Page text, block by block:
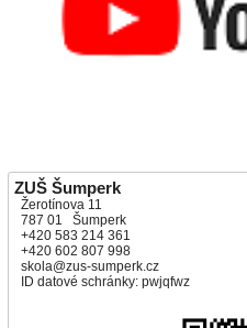
ZUŠ Šumperk
Žerotínova 11
787 01 Šumperk
+420 583 214 361
+420 602 807 998
skola@zus-sumperk.cz
ID datové schránky: pwjqfwz